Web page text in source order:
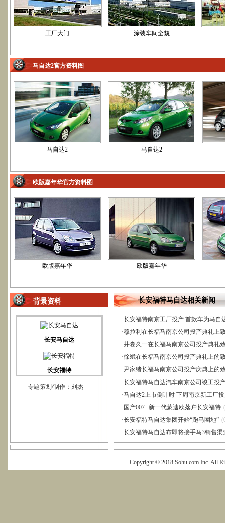
工厂大门 涂装车间全貌
马自达2官方资料图
马自达2 马自达2
欧版嘉年华官方资料图
欧版嘉年华 欧版嘉年华
背景资料
长安马自达
长安福特
专题策划/制作：刘杰
长安福特马自达相关新闻
·长安福特南京工厂投产 首款车为马自
·穆拉利在长福马南京公司投产典礼上
·井卷久一在长福马南京公司投产典礼
·徐斌在长福马南京公司投产典礼上的
·尹家绪长福马南京公司投产庆典上的
·长安福特马自达汽车南京公司竣工投
·马自达2上市倒计时 下周南京新工厂
· 国产007--新一代蒙迪欧落户长安福特
·长安福特马自达集团开始“跑马圈地”
·长安福特马自达布即将接手马3销售渠
Copyright © 2018 Sohu.com Inc. All